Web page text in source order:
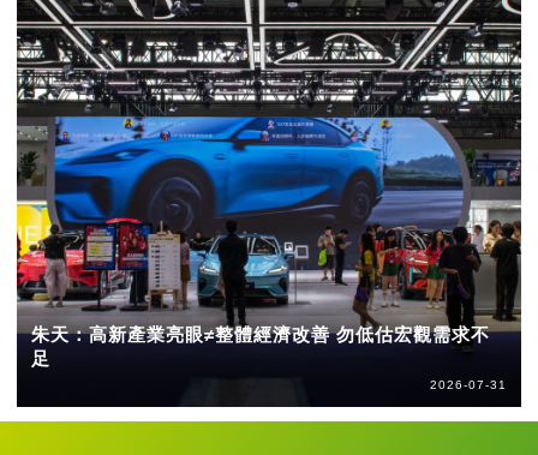
朱天：高新產業亮眼≠整體經濟改善 勿低估宏觀需求不
足
2026-07-31